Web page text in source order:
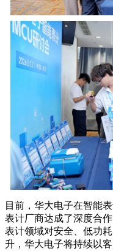
目前，华大电子在智能
表计厂商达成了深度合
表计领域对安全、低功
升，华大电子将持续以